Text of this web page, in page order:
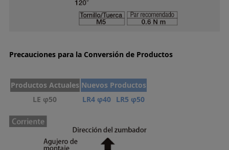
Precauciones para la Conversión de Productos
Productos Actuales Nuevos Productos
LE φ50
LR4 φ40 LR5 φ50